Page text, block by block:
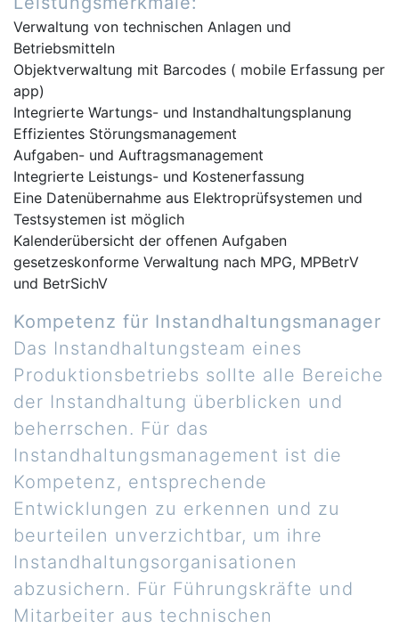
Verwaltung von technischen Anlagen und
Betriebsmitteln
Objektverwaltung mit Barcodes ( mobile Erfassung per
app)
Integrierte Wartungs- und Instandhaltungsplanung
Effizientes Störungsmanagement
Aufgaben- und Auftragsmanagement
Integrierte Leistungs- und Kostenerfassung
Eine Datenübernahme aus Elektroprüfsystemen und
Testsystemen ist möglich
Kalenderübersicht der offenen Aufgaben
gesetzeskonforme Verwaltung nach MPG, MPBetrV
und BetrSichV
Kompetenz für Instandhaltungsmanager
Das Instandhaltungsteam eines
Produktionsbetriebs sollte alle Bereiche
der Instandhaltung überblicken und
beherrschen. Für das
Instandhaltungsmanagement ist die
Kompetenz, entsprechende
Entwicklungen zu erkennen und zu
beurteilen unverzichtbar, um ihre
Instandhaltungsorganisationen
abzusichern. Für Führungskräfte und
Mitarbeiter aus technischen